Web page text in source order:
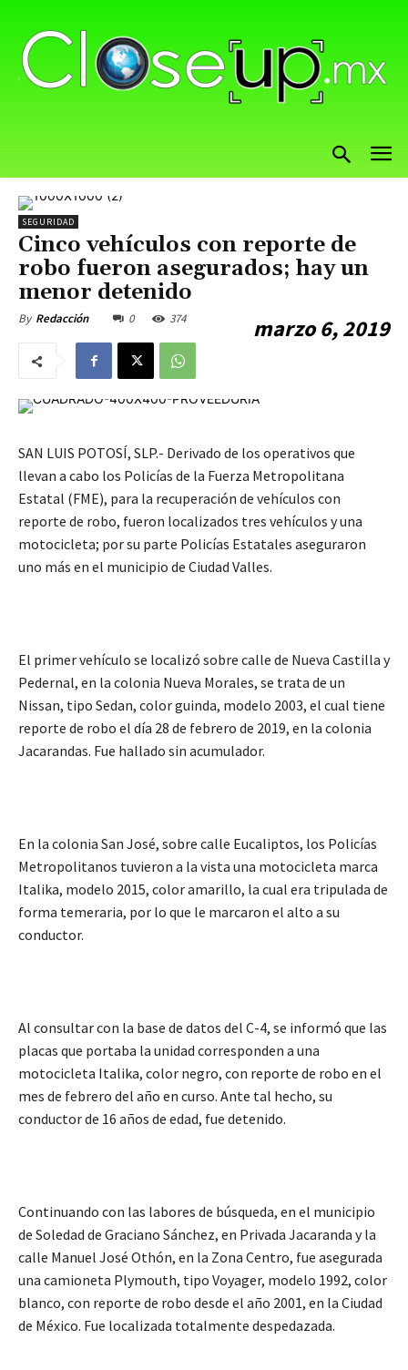
SEGURIDAD
Cinco vehículos con reporte de
robo fueron asegurados; hay un
menor detenido
By Redacción marzo 6, 2019
0 374
SAN LUIS POTOSÍ, SLP.- Derivado de los operativos que
llevan a cabo los Policías de la Fuerza Metropolitana
Estatal (FME), para la recuperación de vehículos con
reporte de robo, fueron localizados tres vehículos y una
motocicleta; por su parte Policías Estatales aseguraron
uno más en el municipio de Ciudad Valles.
El primer vehículo se localizó sobre calle de Nueva Castilla y
Pedernal, en la colonia Nueva Morales, se trata de un
Nissan, tipo Sedan, color guinda, modelo 2003, el cual tiene
reporte de robo el día 28 de febrero de 2019, en la colonia
Jacarandas. Fue hallado sin acumulador.
En la colonia San José, sobre calle Eucaliptos, los Policías
Metropolitanos tuvieron a la vista una motocicleta marca
Italika, modelo 2015, color amarillo, la cual era tripulada de
forma temeraria, por lo que le marcaron el alto a su
conductor.
Al consultar con la base de datos del C-4, se informó que las
placas que portaba la unidad corresponden a una
motocicleta Italika, color negro, con reporte de robo en el
mes de febrero del año en curso. Ante tal hecho, su
conductor de 16 años de edad, fue detenido.
Continuando con las labores de búsqueda, en el municipio
de Soledad de Graciano Sánchez, en Privada Jacaranda y la
calle Manuel José Othón, en la Zona Centro, fue asegurada
una camioneta Plymouth, tipo Voyager, modelo 1992, color
blanco, con reporte de robo desde el año 2001, en la Ciudad
de México. Fue localizada totalmente despedazada.